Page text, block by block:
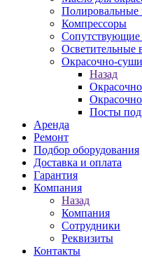
Компрессоры
Сопутствующие
Осветительные
Окрасочно-
Назад
Посты
Аренда
Ремонт
Подбор оборудования
Доставка и оплата
Гарантия
Компания
Назад
Компания
Сотрудники
Реквизиты
Контакты